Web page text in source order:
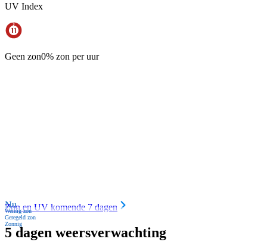
UV Index
Geen zon0% zon per uur
Nu
Weinig zon
Geregeld zon
Zonnig
Zon en UV komende 7 dagen
5 dagen weersverwachting